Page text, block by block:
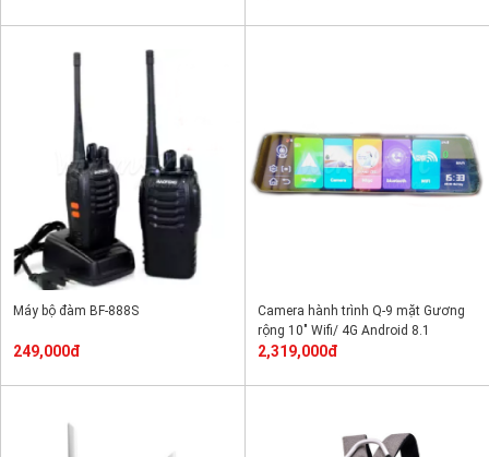
Máy bộ đàm BF-888S
249,000đ
Camera hành trình Q-9 mặt Gương
rộng 10" Wifi/ 4G Android 8.1
2,319,000đ